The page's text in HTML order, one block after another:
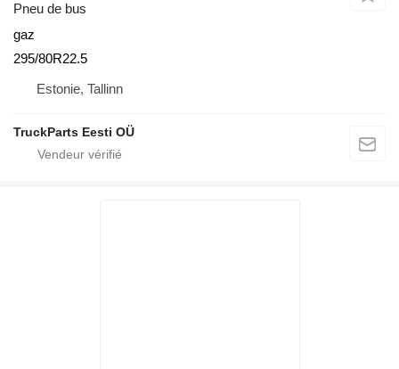
Pneu de bus
gaz
295/80R22.5
Estonie, Tallinn
TruckParts Eesti OÜ